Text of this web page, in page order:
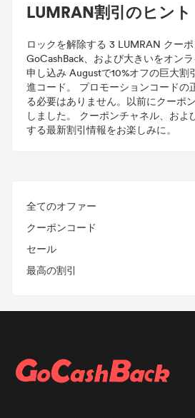
LUMRAN割引のヒント
ロックを解除する 3 LUMRAN クー
GoCashBack、および大きいをオンラ
申し込み Augustで10%オフの巨大割
進コード。 プロモーションコードの
る必要はありません。以前にクーポ
しました。 クーポンチャネル、およ
する最新割引情報をお楽しみに。
全てのオファー
クーポンコード
セール
最高の割引